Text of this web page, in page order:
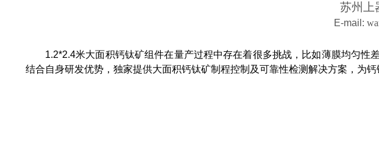
苏州上
E-mail:
1.2*2.4米大面积钙钛矿组件在量产过程中存在着很多挑战，比如薄膜均匀
结合自身研发优势，独家提供大面积钙钛矿制程控制及可靠性检测解决方案，为钙